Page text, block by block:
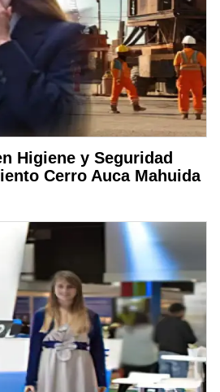
Higiene y Seguridad
Cerro Auca Mahuida